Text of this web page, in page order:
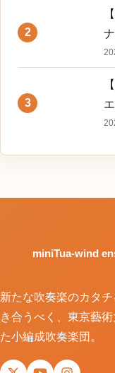
2
3
miniTua-wind
新たな吹奏楽のカタ
き合うべく、東京藝
た小編成吹奏楽団。
X YouTubeInstagram